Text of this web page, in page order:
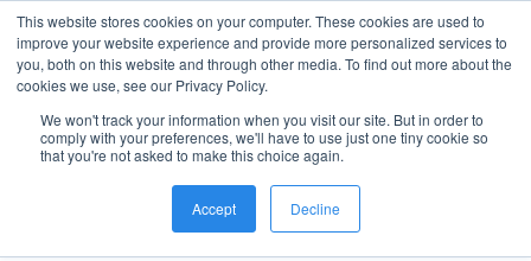
This website stores cookies on your computer. These cookies are used to
improve your website experience and provide more personalized services to
you, both on this website and through other media. To find out more about the
cookies we use, see our Privacy Policy.
We won't track your information when you visit our site. But in order to
comply with your preferences, we'll have to use just one tiny cookie so
that you're not asked to make this choice again.
Accept Decline
Nordic Sports Reutlingen
Navigation umschalten
Fitness